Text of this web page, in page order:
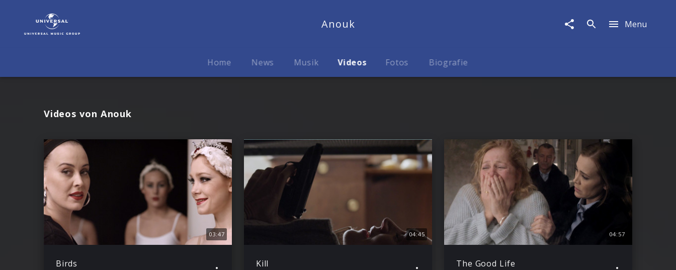
Videos
Anouk Menu
Home News Musik Videos Fotos Biografie
Videos von Anouk
03:47
Birds
04:45
Kill
04:57
The Good Life